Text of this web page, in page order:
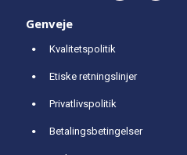
Genveje
Kvalitetspolitik
Etiske retningslinjer
Privatlivspolitik
Betalingsbetingelser